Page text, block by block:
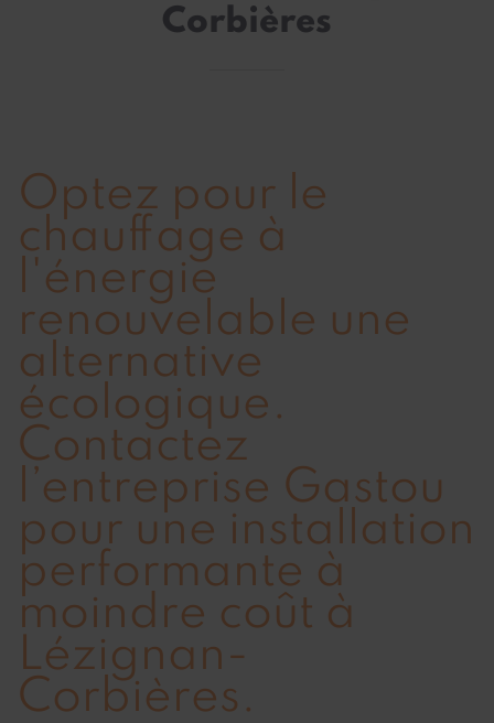
Corbières
Optez pour le
chauffage à
l'énergie
renouvelable une
alternative
écologique.
Contactez
l’entreprise Gastou
pour une installation
performante à
moindre coût à
Lézignan-
Corbières.